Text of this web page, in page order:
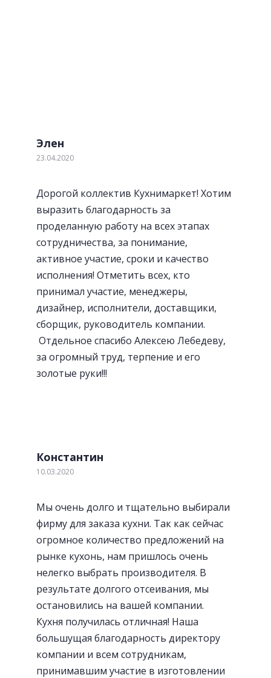
Посудосушители
Лотки для приборов
Элен
23.04.2020
Дорогой коллектив Кухнимаркет! Хотим
выразить благодарность за
проделанную работу на всех этапах
сотрудничества, за понимание,
активное участие, сроки и качество
исполнения! Отметить всех, кто
принимал участие, менеджеры,
дизайнер, исполнители, доставщики,
сборщик, руководитель компании.
Отдельное спасибо Алексею Лебедеву,
за огромный труд, терпение и его
золотые руки!!!
Константин
10.03.2020
Мы очень долго и тщательно выбирали
фирму для заказа кухни. Так как сейчас
огромное количество предложений на
рынке кухонь, нам пришлось очень
нелегко выбрать производителя. В
результате долгого отсеивания, мы
остановились на вашей компании.
Кухня получилась отличная! Наша
большущая благодарность директору
компании и всем сотрудникам,
принимавшим участие в изготовлении